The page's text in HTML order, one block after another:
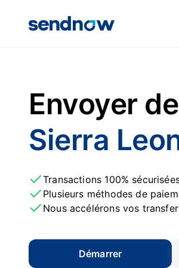
Envoyer
Sierra
Transactions 100%
Plusieurs méthodes de
Nous accélérons vos
Démarrer